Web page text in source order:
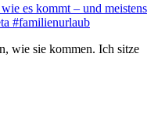
es kommt – und meistens
#familienurlaub
wie sie kommen. Ich sitze